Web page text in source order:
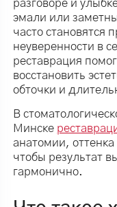
разговоре и
эмали или
часто становятся
неуверенности в
реставрация
восстановить
обточки и
В
Минске
анатомии,
чтобы результат
гармонично.